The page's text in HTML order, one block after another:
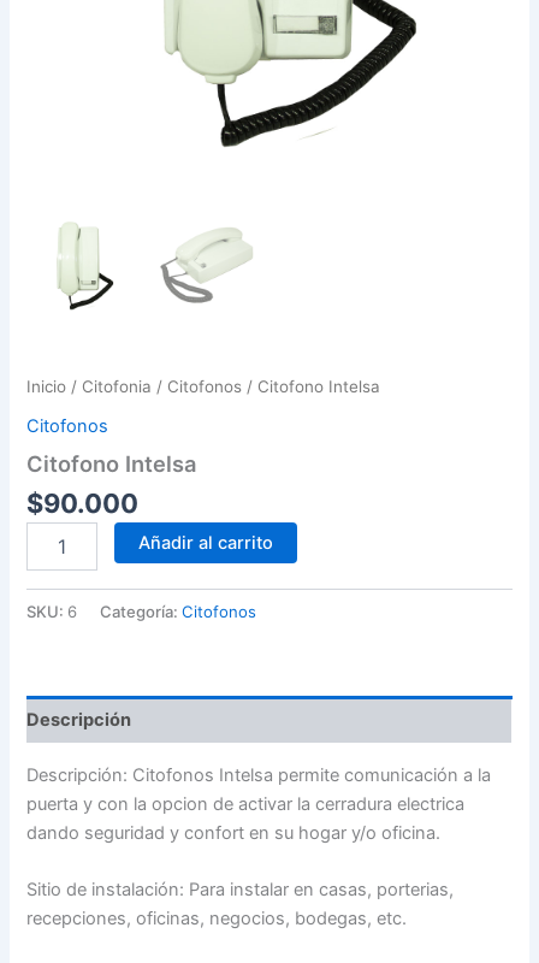
Inicio / Citofonia / Citofonos / Citofono Intelsa
Citofonos
Citofono Intelsa
$90.000
Intelsa
Añadir al carrito
SKU: 6 Categoría:Citofonos
Descripción
Descripción: Citofonos Intelsa permite comunicación a la
puerta y con la opcion de activar la cerradura electrica
dando seguridad y confort en su hogar y/o oficina.
Sitio de instalación: Para instalar en casas, porterias,
recepciones, oficinas, negocios, bodegas, etc.